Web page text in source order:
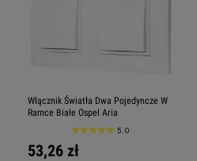
Włącznik Światła Dwa Pojedyncze W
Ramce Białe Ospel Aria
5.0
53,26 zł